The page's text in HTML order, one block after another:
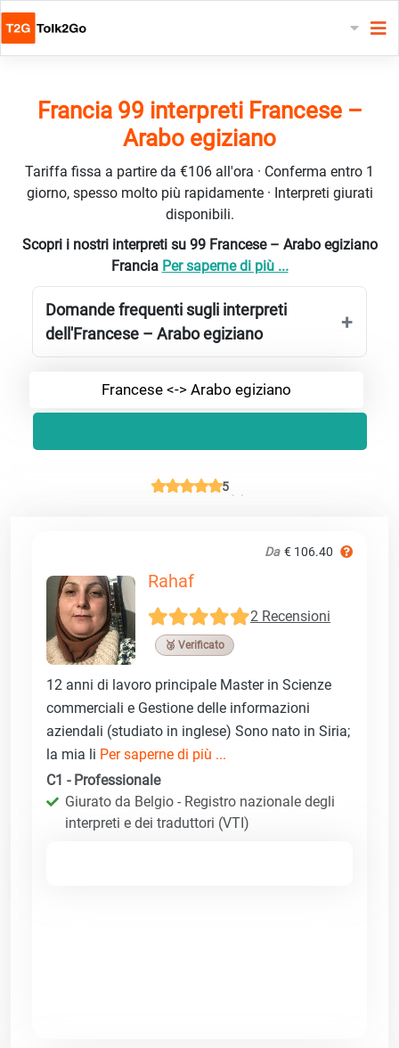
Francia 99 interpreti Francese –
Arabo egiziano
Tariffa fissa a partire da €106 all'ora · Conferma entro 1
giorno, spesso molto più rapidamente · Interpreti giurati
disponibili.
Scopri i nostri interpreti su 99 Francese – Arabo egiziano
Francia Per saperne di più ...
Domande frequenti sugli interpreti
dell'Francese – Arabo egiziano
Francese <-> Arabo egiziano
5
Da € 106.40
Rahaf
2 Recensioni
🥉 Verificato
12 anni di lavoro principale Master in Scienze
commerciali e Gestione delle informazioni
aziendali (studiato in inglese) Sono nato in Siria;
la mia li Per saperne di più ...
C1 - Professionale
Giurato da Belgio - Registro nazionale degli
interpreti e dei traduttori (VTI)